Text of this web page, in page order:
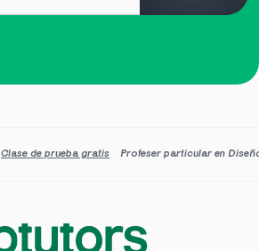
Clase de prueba gratis Profeser particular en